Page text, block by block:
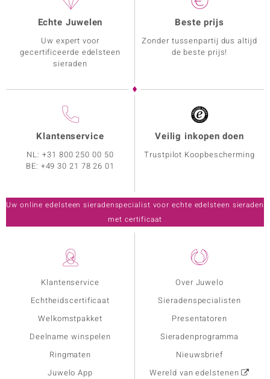
Klantenservice
Echtheidscertificaat
Welkomstpakket
Deelname winspelen
Ringmaten
Juwelo App
Over Juwelo
Sieradenspecialisten
Presentatoren
Sieradenprogramma
Nieuwsbrief
Wereld van edelstenen
Echte Juwelen
Uw expert voor
gecertificeerde edelsteen
sieraden
Beste prijs
Zonder tussenpartij dus altijd
de beste prijs!
Klantenservice
NL:+31 800 250 00 50
BE: +49 30 21 78 26 01
Veilig inkopen doen
Trustpilot Koopbescherming
Uw online edelsteen sieradenspecialist voor echte edelsteen sieraden
met certificaat